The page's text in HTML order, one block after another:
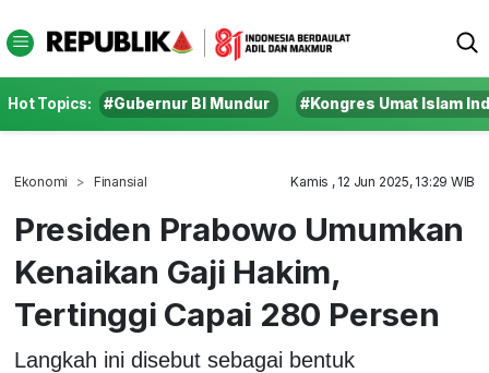
Hot Topics: #Gubernur BI Mundur #Kongres Umat Islam
Ekonomi Finansial Kamis , 12 Jun 2025, 13:29 WIB
Presiden Prabowo Umumkan
Kenaikan Gaji Hakim,
Tertinggi Capai 280 Persen
Langkah ini disebut sebagai bentuk